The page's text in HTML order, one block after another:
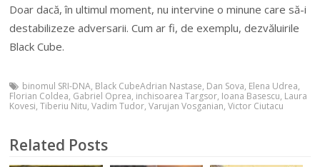
Doar dacă, în ultimul moment, nu intervine o minune care să-i
destabilizeze adversarii. Cum ar fi, de exemplu, dezvăluirile
Black Cube.
binomul SRI-DNA, Black CubeAdrian Nastase, Dan Sova, Elena Udrea,
Florian Coldea, Gabriel Oprea, inchisoarea Targsor, Ioana Basescu, Laura
Kovesi,Tiberiu Nitu,Vadim Tudor,Varujan Vosganian,Victor Ciutacu
Related Posts